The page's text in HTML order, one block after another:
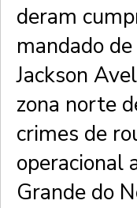
deram
mandado
Jackson
zona norte
crimes de
operacional
Grande do